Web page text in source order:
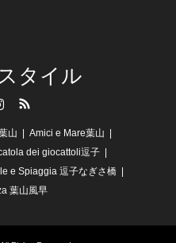
タイル
山
Amici e Mare葉山
dei giocattoli逗子
e Spiaggia 逗子なぎさ橋
葉山風早